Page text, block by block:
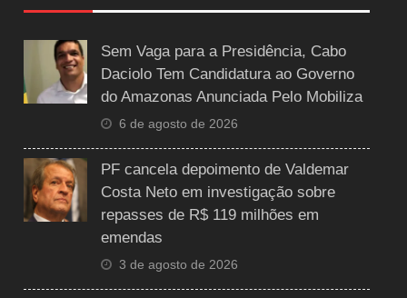
Sem Vaga para a Presidência, Cabo
Daciolo Tem Candidatura ao Governo
do Amazonas Anunciada Pelo Mobiliza
6 de agosto de 2026
PF cancela depoimento de Valdemar
Costa Neto em investigação sobre
repasses de R$ 119 milhões em
emendas
3 de agosto de 2026